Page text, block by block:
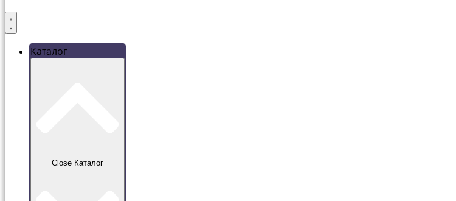
Каталог
Close Каталог